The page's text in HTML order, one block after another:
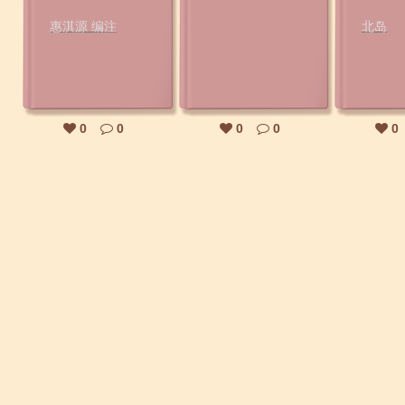
惠淇源 编注
0 0 0 0
北岛
0